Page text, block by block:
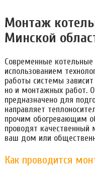
Монтаж
Минской
Современные
использованием
работы системы
но и монтажных работ.
предназначено для
направляет
прочим обогревающим
проводят качественный
ваш дом или
Как проводится